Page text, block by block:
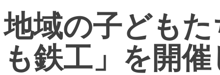
地域の子ども
も鉄工」を開